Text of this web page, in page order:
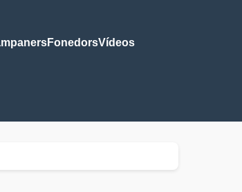
FonedorsVídeos